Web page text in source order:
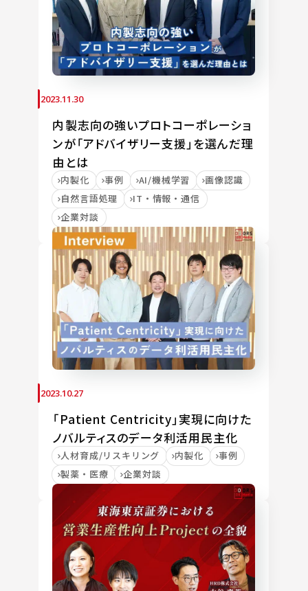
2023.11.30
内製志向の強いプロトコーポレーショ
ンが「アドバイザリー支援」を選んだ理
由とは
内製化 事例 AI/機械学習
画像認識
自然言語処理
IT・情報・通信
企業対談
2023.10.27
「Patient Centricity」実現に向けた
ノバルティスのデータ利活用民主化
人材育成/リスキリング 内製化
事例
製薬・医療
企業対談